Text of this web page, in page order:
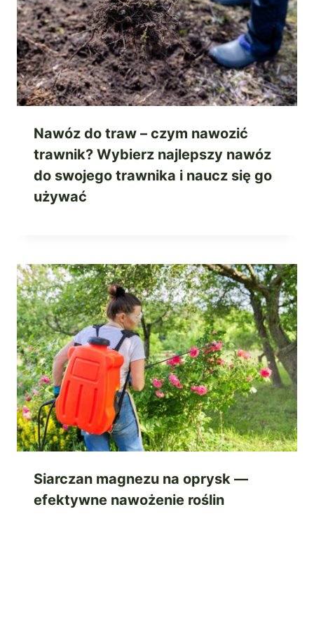
Nawóz do traw – czym nawozić
trawnik? Wybierz najlepszy nawóz
do swojego trawnika i naucz się go
używać
Siarczan magnezu na oprysk —
efektywne nawożenie roślin